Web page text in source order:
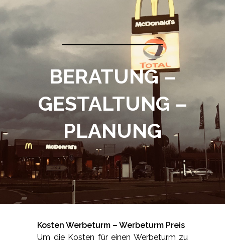
BERATUNG –
GESTALTUNG –
PLANUNG
Kosten Werbeturm – Werbeturm Preis
Um die Kosten für einen Werbeturm zu